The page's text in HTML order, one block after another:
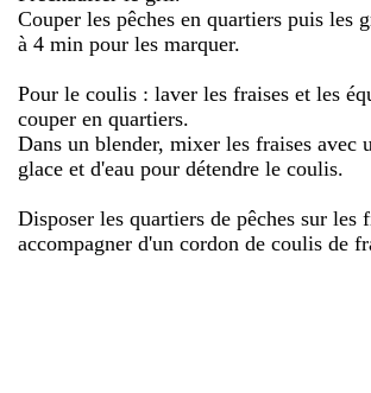
Couper les pêches en quartiers puis les
à 4 min pour les marquer.
Pour le coulis : laver les fraises et les
couper en quartiers.
Dans un blender, mixer les fraises avec
glace et d'eau pour détendre le coulis.
Disposer les quartiers de pêches sur les
accompagner d'un cordon de coulis de